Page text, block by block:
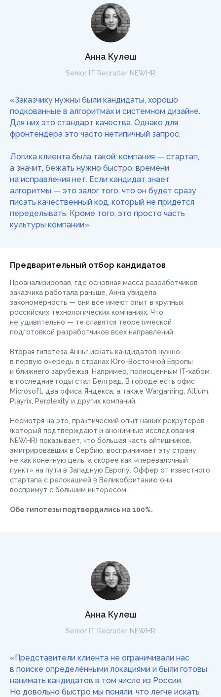
Анна Кулеш
Senior IT Recruiter NEWHR
«Заказчику нужны были кандидаты, хорошо
подкованные в алгоритмах и системном дизайне.
Для них это стандарт качества. Однако для
фронтендера это часто нетипичный запрос.
Логика клиента была такой: компания — стартап,
а значит, бежать нужно быстро, времени
на исправления нет. Если кандидат знает
алгоритмы — это залог того, что он будет сразу
писать качественный код, который не придется
переделывать. Кроме того, это просто часть
культуры компании».
Предварительный отбор кандидатов
Проанализировав, где основная масса разработчиков
заказчика работала раньше, Анна увидела
закономерность — они все имеют опыт в крупных
российских технологических компаниях. Что
не удивительно — те славятся теоретической
подготовкой разработчиков всех направлений.
Вторая гипотеза Анны: искать кандидатов нужно
в первую очередь в странах Юго-Восточной Европы
и ближнего зарубежья. Например, полноценным IT-хабом
в последние годы стал Белград. В городе есть офис
Microsoft, два офиса Яндекса, а также Wargaming, Altium,
Playrix, Perplexity и других компаний.
Несмотря на это, практический опыт наших рекрутеров
(который подтверждают и анонимные исследования
NEWHR) показывает, что большая часть айтишников,
эмигрировавших в Сербию, воспринимает эту страну
не как конечную цель, а скорее как «перевалочный
пункт» на пути в Западную Европу. Оффер от известного
стартапа с релокацией в Великобританию они
воспримут с большим интересом.
Обе гипотезы подтвердились на 100%.
Анна Кулеш
Senior IT Recruiter NEWHR
«Представители клиента не ограничивали нас
в поиске определёнными локациями и были готовы
нанимать кандидатов в том числе из России.
Но довольно быстро мы поняли, что легче искать